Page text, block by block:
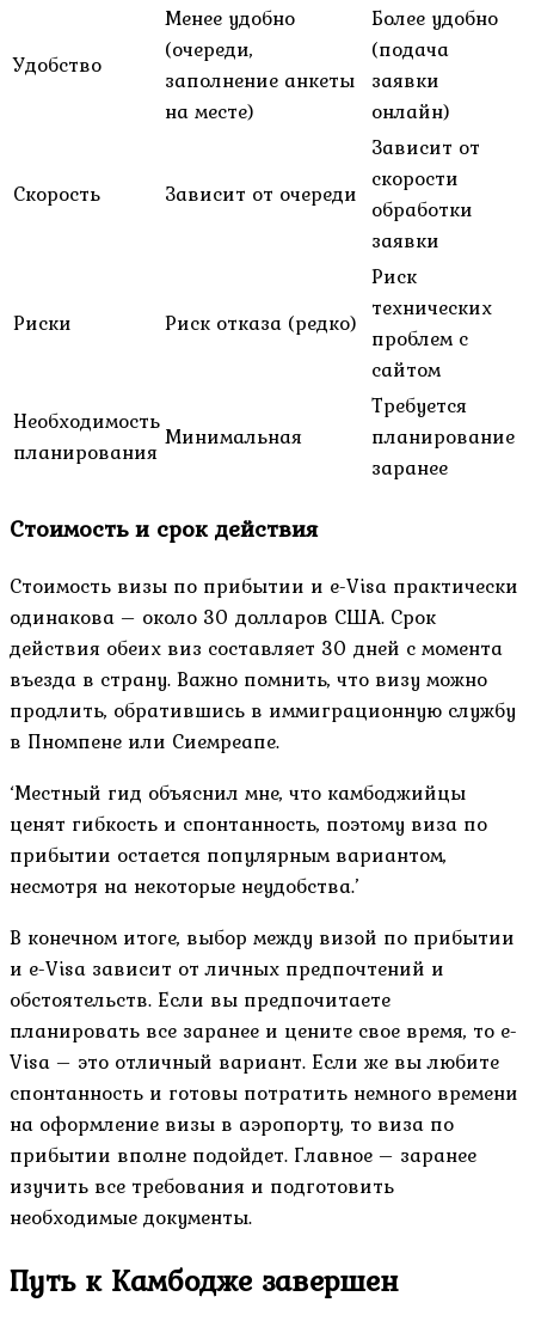
Удобство
Менее удобно
(очереди,
заполнение анкеты
на месте)
Более удобно
(подача
заявки
онлайн)
Скорость Зависит от очереди
Зависит от
скорости
обработки
заявки
Риски Риск отказа (редко)
Риск
технических
проблем с
сайтом
Необходимость
планирования Минимальная
Требуется
планирование
заранее
Стоимость и срок действия
Стоимость визы по прибытии и e-Visa практически
одинакова – около 30 долларов США. Срок
действия обеих виз составляет 30 дней с момента
въезда в страну. Важно помнить, что визу можно
продлить, обратившись в иммиграционную службу
в Пномпене или Сиемреапе.
‘Местный гид объяснил мне, что камбоджийцы
ценят гибкость и спонтанность, поэтому виза по
прибытии остается популярным вариантом,
несмотря на некоторые неудобства.’
В конечном итоге, выбор между визой по прибытии
и e-Visa зависит от личных предпочтений и
обстоятельств. Если вы предпочитаете
планировать все заранее и цените свое время, то e-
Visa – это отличный вариант. Если же вы любите
спонтанность и готовы потратить немного времени
на оформление визы в аэропорту, то виза по
прибытии вполне подойдет. Главное – заранее
изучить все требования и подготовить
необходимые документы.
Путь к Камбодже завершен